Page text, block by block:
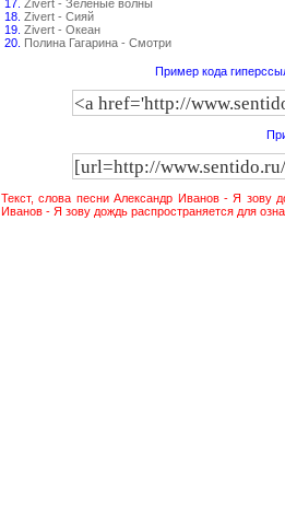
17. Zivert - Зеленые волны
18. Zivert - Сияй
19. Zivert - Океан
20. Полина Гагарина - Смотри
Пример кода
Текст, слова песни Александр Иванов - Я зову
Иванов - Я зову дождь распространяется для